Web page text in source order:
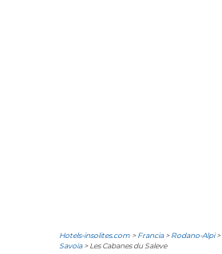
Hotels-insolites.com >Francia>Rodano-Alpi>
Savoia> Les Cabanes du Saleve